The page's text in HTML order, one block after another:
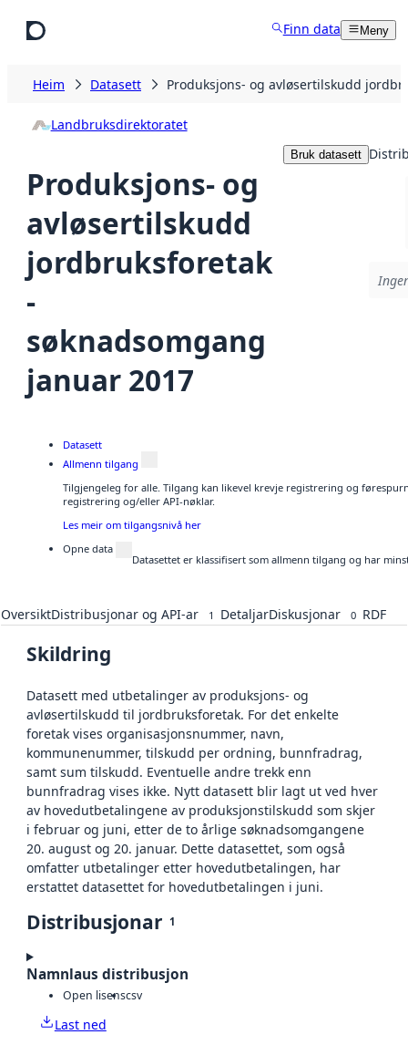
Finn data Meny
Heim Datasett Produksjons- og avløsertilskudd
Landbruksdirektoratet
Produksjons- og
avløsertilskudd
jordbruksforetak
-
søknadsomgang
januar 2017
Bruk datasett
Datasett
Allmenn tilgang
Tilgjengeleg for alle. Tilgang kan likevel krevje registrering og
registrering og/eller API-nøklar.
Les meir om tilgangsnivå her
Opne data
Datasettet er klassifisert som allmenn tilgang og har
OversiktDistribusjonar og API-ar 1 DetaljarDiskusjonar 0 RDF
Skildring
Datasett med utbetalinger av produksjons- og
avløsertilskudd til jordbruksforetak. For det enkelte
foretak vises organisasjonsnummer, navn,
kommunenummer, tilskudd per ordning, bunnfradrag,
samt sum tilskudd. Eventuelle andre trekk enn
bunnfradrag vises ikke. Nytt datasett blir lagt ut ved hver
av hovedutbetalingene av produksjonstilskudd som skjer
i februar og juni, etter de to årlige søknadsomgangene
20. august og 20. januar. Dette datasettet, som også
omfatter utbetalinger etter hovedutbetalingen, har
erstattet datasettet for hovedutbetalingen i juni.
Distribusjonar 1
Namnlaus distribusjon
Open lisenscsv
Last ned